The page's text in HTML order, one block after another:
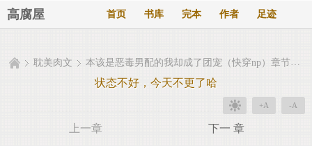
高腐屋 首页 书库 完本 作者 足迹
耽美肉文 本该是恶毒男配的我却成了团宠（快穿np）章节目录
状态不好，今天不更了哈
+A -A
上一章 下一 章